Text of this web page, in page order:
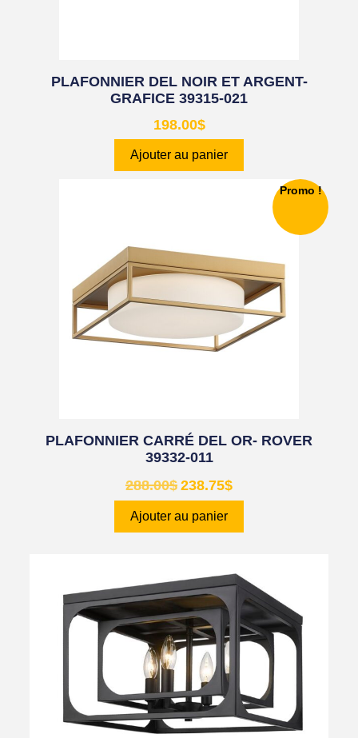
PLAFONNIER DEL NOIR ET ARGENT-
GRAFICE 39315-021
198.00$
Ajouter au panier
Promo !
PLAFONNIER CARRÉ DEL OR- ROVER
39332-011
288.00$ 238.75$
Ajouter au panier